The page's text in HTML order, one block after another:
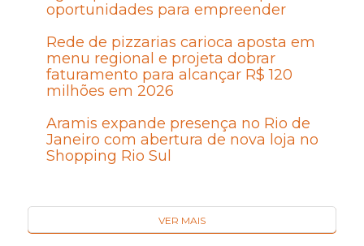
oportunidades para empreender
Rede de pizzarias carioca aposta em
menu regional e projeta dobrar
faturamento para alcançar R$ 120
milhões em 2026
Aramis expande presença no Rio de
Janeiro com abertura de nova loja no
Shopping Rio Sul
VER MAIS